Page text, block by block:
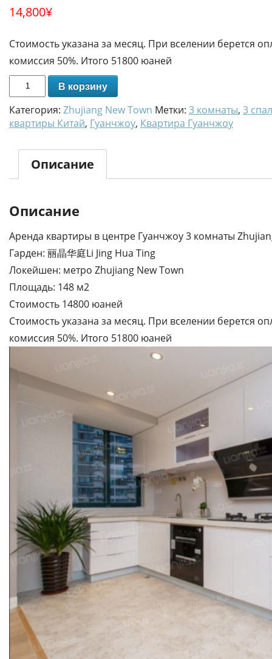
14,800¥
Стоимость указана за месяц. При вселении берется
комиссия 50%. Итого 51800 юаней
В корзину
Категория: Zhujiang New Town Метки: 3 комнаты, 3
квартиры Китай, Гуанчжоу, Квартира Гуанчжоу
Описание
Описание
Аренда квартиры в центре Гуанчжоу 3 комнаты
Гарден: 丽晶华庭Li Jing Hua Ting
Локейшен: метро Zhujiang New Town
Площадь: 148 м2
Стоимость 14800 юаней
Стоимость указана за месяц. При вселении берется
комиссия 50%. Итого 51800 юаней